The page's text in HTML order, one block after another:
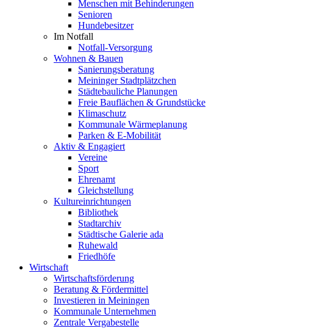
Menschen mit Behinderungen
Senioren
Hundebesitzer
Im Notfall
Notfall-Versorgung
Wohnen & Bauen
Sanierungsberatung
Meininger Stadtplätzchen
Städtebauliche Planungen
Freie Bauflächen & Grundstücke
Klimaschutz
Kommunale Wärmeplanung
Parken & E-Mobilität
Aktiv & Engagiert
Vereine
Sport
Ehrenamt
Gleichstellung
Kultureinrichtungen
Bibliothek
Stadtarchiv
Städtische Galerie ada
Ruhewald
Friedhöfe
Wirtschaft
Wirtschaftsförderung
Beratung & Fördermittel
Investieren in Meiningen
Kommunale Unternehmen
Zentrale Vergabestelle